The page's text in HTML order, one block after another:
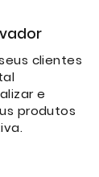
clientes
e
produtos